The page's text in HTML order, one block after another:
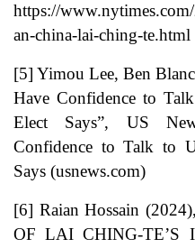
https://
an-china-lai-ching-te.html
[5] Yimou Lee, Ben
Have Confidence to
Elect Says”, US
Confidence to Talk to
Says (usnews.com)
[6] Raian Hossain
OF LAI CHING-TE’S